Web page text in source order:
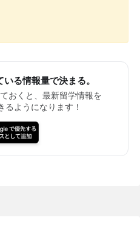
る情報量で決まる。
おくと、最新留学情報を
るようになります！